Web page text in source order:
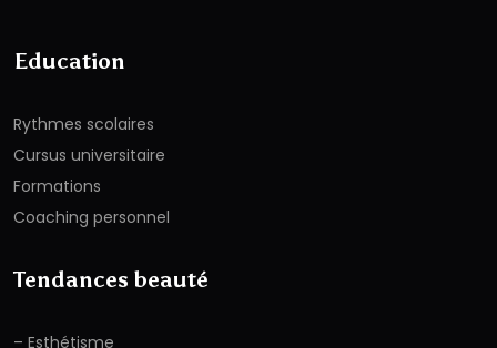
Education
Rythmes scolaires
Cursus universitaire
Formations
Coaching personnel
Tendances beauté
– Esthétisme